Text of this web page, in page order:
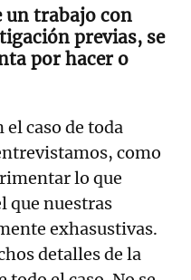
un trabajo con
previas, se
por hacer o
el caso de toda
como
lo que
que nuestras
exhasustivas.
detalles de la